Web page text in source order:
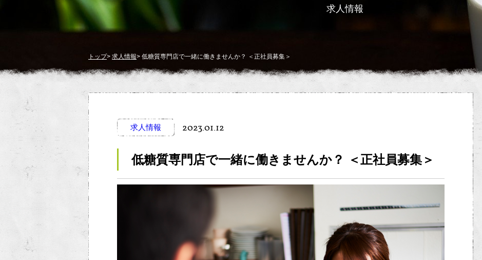
求人情報
トップ> 求人情報> 低糖質専門店で一緒に働きませんか？ ＜正社員募集＞
求人情報 2023.01.12
低糖質専門店で一緒に働きませんか？ ＜正社員募集＞